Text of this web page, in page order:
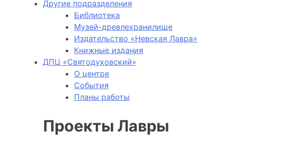
Другие подразделения
Библиотека
Музей-древлехранилище
Издательство «Невская Лавра»
Книжные издания
ДПЦ «Святодуховский»
О центре
События
Планы работы
Проекты Лавры